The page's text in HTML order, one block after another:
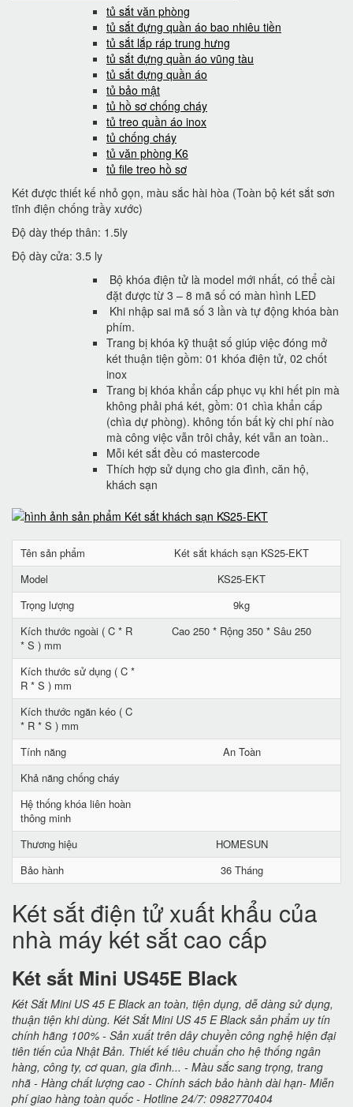
tủ sắt văn phòng
tủ sắt đựng quần áo bao nhiêu tiền
tủ sắt lắp ráp trung hưng
tủ sắt đựng quần áo vũng tàu
tủ sắt đựng quần áo
tủ bảo mật
tủ hồ sơ chống cháy
tủ treo quần áo inox
tủ chống cháy
tủ văn phòng K6
tủ file treo hồ sơ
Két được thiết kế nhỏ gọn, màu sắc hài hòa (Toàn bộ két sắt sơn
tĩnh điện chống trầy xước)
Độ dày thép thân: 1.5ly
Độ dày cửa: 3.5 ly
Bộ khóa điện tử là model mới nhất, có thể cài
đặt được từ 3 – 8 mã số có màn hình LED
Khi nhập sai mã số 3 lần và tự động khóa bàn
phím.
Trang bị khóa kỹ thuật số giúp việc đóng mở
két thuận tiện gồm: 01 khóa điện tử, 02 chốt
inox
Trang bị khóa khẩn cấp phục vụ khi hết pin mà
không phải phá két, gồm: 01 chìa khẩn cấp
(chìa dự phòng). không tốn bất kỳ chi phí nào
mà công việc vẫn trôi chảy, két vẫn an toàn..
Mỗi két sắt đều có mastercode
Thích hợp sử dụng cho gia đình, căn hộ,
khách sạn
Tên sản phẩm
Két sắt khách sạn KS25-EKT
Model
KS25-EKT
Trọng lượng
9kg
Kích thước ngoài ( C * R
* S ) mm
Cao 250 * Rộng 350 * Sâu 250
Kích thước sử dụng ( C *
R * S ) mm
Kích thước ngăn kéo ( C
* R * S ) mm
Tính năng
An Toàn
Khả năng chống cháy
Hệ thống khóa liên hoàn
thông minh
Thương hiệu
HOMESUN
Bảo hành
36 Tháng
Két sắt điện tử xuất khẩu của
nhà máy két sắt cao cấp
Két sắt Mini US45E Black
Két Sắt Mini US 45 E Black an toàn, tiện dụng, dễ dàng sử dụng,
thuận tiện khi dùng. Két Sắt Mini US 45 E Black sản phẩm uy tín
chính hãng 100% - Sản xuất trên dây chuyền công nghệ hiện đại
tiên tiến của Nhật Bản. Thiết kế tiêu chuẩn cho hệ thống ngân
hàng, công ty, cơ quan, gia đình... - Màu sắc sang trọng, trang
nhã - Hàng chất lượng cao - Chính sách bảo hành dài hạn- Miễn
phí giao hàng toàn quốc - Hotline 24/7: 0982770404